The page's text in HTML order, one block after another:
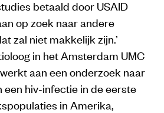
betaald door USAID
op zoek naar andere
zal niet makkelijk zijn.’
in het Amsterdam UMC
aan een onderzoek naar
een hiv-infectie in de eerste
in Amerika,